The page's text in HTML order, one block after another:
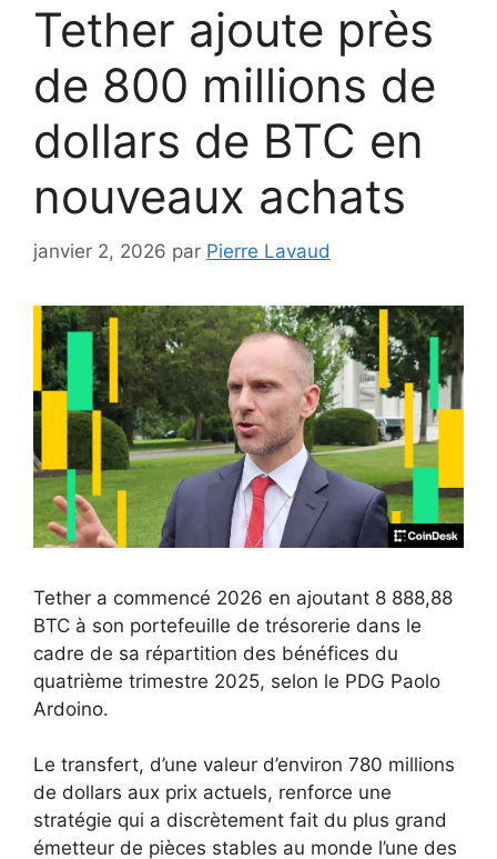
Tether ajoute près
de 800 millions de
dollars de BTC en
nouveaux achats
janvier 2, 2026 par Pierre Lavaud
Tether a commencé 2026 en ajoutant 8 888,88
BTC à son portefeuille de trésorerie dans le
cadre de sa répartition des bénéfices du
quatrième trimestre 2025, selon le PDG Paolo
Ardoino.
Le transfert, d’une valeur d’environ 780 millions
de dollars aux prix actuels, renforce une
stratégie qui a discrètement fait du plus grand
émetteur de pièces stables au monde l’une des